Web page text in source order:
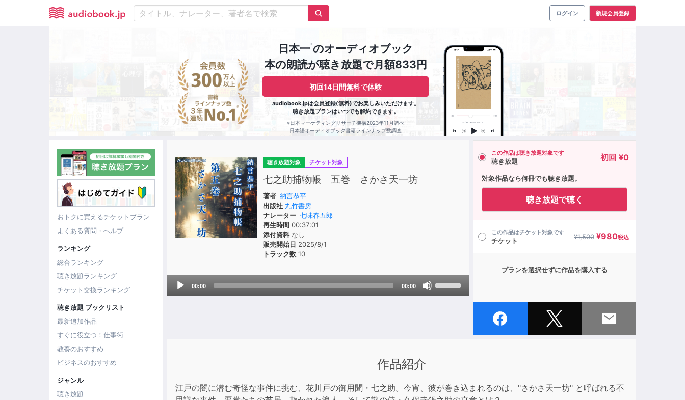
ログイン 新規会員登録
日本一※のオーディオブック
本の朗読が聴き放題で月額833円
初回14日間無料で体験
audiobook.jpは会員登録(無料)でお楽しみいただけます。
聴き放題プランはいつでも解約できます。
※日本マーケティングリサーチ機構2023年11月調べ
日本語オーディオブック書籍ラインナップ数調査
おトクに買えるチケットプラン
よくある質問・ヘルプ
ランキング
総合ランキング
聴き放題ランキング
チケット交換ランキング
聴き放題 ブックリスト
最新追加作品
すぐに役立つ！仕事術
教養のおすすめ
ビジネスのおすすめ
ジャンル
聴き放題
聴き放題対象 チケット対象
七之助捕物帳 五巻 さかさ天一坊
著者 納言恭平
出版社 丸竹書房
ナレーター 七味春五郎
再生時間 00:37:01
添付資料なし
販売開始日 2025/8/1
トラック数 10
Audio
00:00 00:00
この作品は聴き放題対象です
聴き放題 初回 ¥0
対象作品なら何冊でも聴き放題。
聴き放題で聴く
この作品はチケット対象です
チケット ¥1,500 ¥980税込
プランを選択せずに作品を購入する
作品紹介
江戸の闇に潜む奇怪な事件に挑む、花川戸の御用聞・七之助。今宵、彼が巻き込まれるのは、"さかさ天一坊" と呼ばれる不